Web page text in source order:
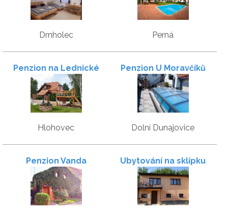
Drnholec Perná
Penzion na Lednické
Hlohovec
Penzion U Moravčíků
Dolní Dunajovice
Penzion Vanda Ubytování na sklípku